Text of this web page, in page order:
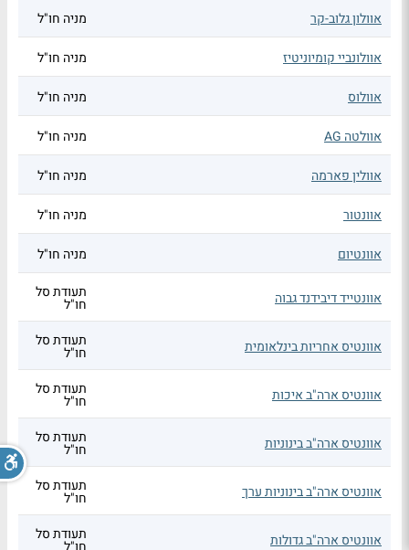
אוולון גלוב-קר מניה חו"ל
אוולונביי קומיוניטיז מניה חו"ל
אוולוס מניה חו"ל
אוולטה AG מניה חו"ל
אוולין פארמה מניה חו"ל
אוונטור מניה חו"ל
אוונטיום מניה חו"ל
אוונטייד דיבידנד גבוה תעודת סל
חו"ל
אוונטיס אחריות בינלאומית תעודת סל
חו"ל
אוונטיס ארה"ב איכות תעודת סל
חו"ל
אוונטיס ארה"ב בינוניות תעודת סל
חו"ל
אוונטיס ארה"ב בינוניות ערך תעודת סל
חו"ל
אוונטיס ארה"ב גדולות תעודת סל